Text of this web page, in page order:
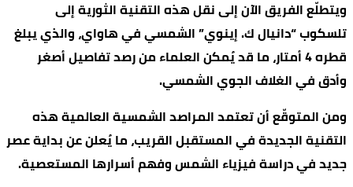
ويتطلّع الفريق الآن إلى نقل هذه التقنية الثورية إلى
تلسكوب “دانيال ك. إينوي” الشمسي في هاواي، والذي يبلغ
قطره 4 أمتار، ما قد يُمكن العلماء من رصد تفاصيل أصغر
وأدق في الغلاف الجوي الشمسي.
ومن المتوقّع أن تعتمد المراصد الشمسية العالمية هذه
التقنية الجديدة في المستقبل القريب، ما يُعلن عن بداية عصر
جديد في دراسة فيزياء الشمس وفهم أسرارها المستعصية.